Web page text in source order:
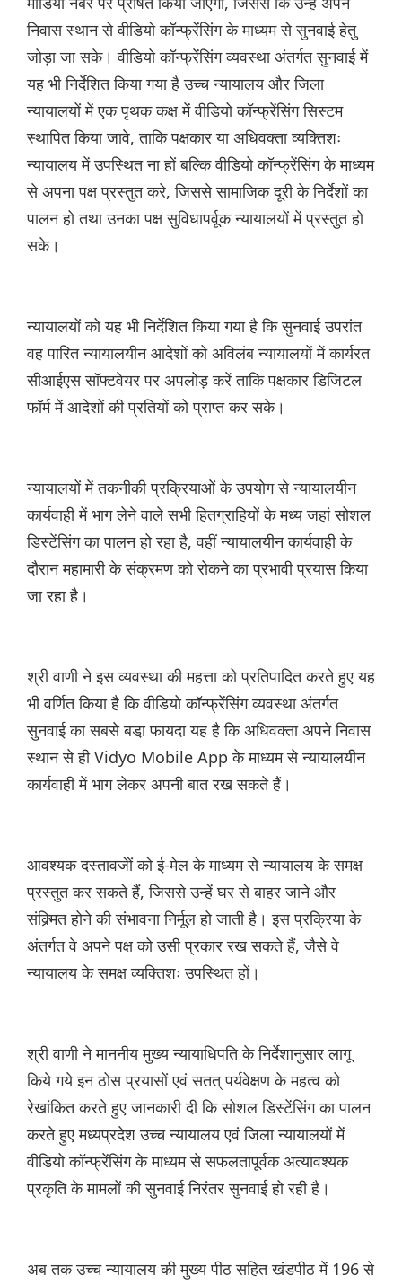
निवास स्थान से वीडियो कॉन्फ्रेंसिंग के माध्यम से सुनवाई हेतु
जोड़ा जा सके। वीडियो कॉन्फ्रेंसिंग व्यवस्था अंतर्गत सुनवाई में
यह भी निर्देशित किया गया है उच्च न्यायालय और जिला
न्यायालयों में एक पृथक कक्ष में वीडियो कॉन्फ्रेंसिंग सिस्टम
स्थापित किया जावे, ताकि पक्षकार या अधिवक्ता व्यक्तिशः
न्यायालय में उपस्थित ना हों बल्कि वीडियो कॉन्फ्रेंसिंग के माध्यम
से अपना पक्ष प्रस्तुत करे, जिससे सामाजिक दूरी के निर्देशों का
पालन हो तथा उनका पक्ष सुविधापर्वूक न्यायालयों में प्रस्तुत हो
सके।
न्यायालयों को यह भी निर्देशित किया गया है कि सुनवाई उपरांत
वह पारित न्यायालयीन आदेशों को अविलंब न्यायालयों में कार्यरत
सीआईएस सॉफ्टवेयर पर अपलोड़ करें ताकि पक्षकार डिजिटल
फॉर्म में आदेशों की प्रतियों को प्राप्त कर सके।
न्यायालयों में तकनीकी प्रक्रियाओं के उपयोग से न्यायालयीन
कार्यवाही में भाग लेने वाले सभी हितग्राहियों के मध्य जहां सोशल
डिस्टेंसिंग का पालन हो रहा है, वहीं न्यायालयीन कार्यवाही के
दौरान महामारी के संंक्रमण को रोकने का प्रभावी प्रयास किया
जा रहा है।
श्री वाणी ने इस व्यवस्था की महत्ता को प्रतिपादित करते हुए यह
भी वर्णित किया है कि वीडियो कॉन्फ्रेंसिंग व्यवस्था अंतर्गत
सुनवाई का सबसे बडा़ फायदा यह है कि अधिवक्ता अपने निवास
स्थान से ही Vidyo Mobile App के माध्यम से न्यायालयीन
कार्यवाही में भाग लेकर अपनी बात रख सकते हैं।
आवश्यक दस्तावजेों को ई-मेल के माध्यम से न्यायालय के समक्ष
प्रस्तुत कर सकते हैं, जिससे उन्हें घर से बाहर जाने और
संक्र्मित होने की संभावना निर्मूल हो जाती है। इस प्रक्रिया के
अंतर्गत वे अपने पक्ष को उसी प्रकार रख सकते हैं, जैसे वे
न्यायालय के समक्ष व्यक्तिशः उपस्थित हों।
श्री वाणी ने माननीय मुख्य न्यायाधिपति के निर्देशानुसार लागू
किये गये इन ठोस प्रयासों एवं सतत् पर्यवेक्षण के महत्व को
रेखांकित करते हुए जानकारी दी कि सोशल डिस्टेंसिंग का पालन
करते हुए मध्यप्रदेश उच्च न्यायालय एवं जिला न्यायालयों में
वीडियो कॉन्फ्रेंसिंग के माध्यम से सफलतापूर्वक अत्यावश्यक
प्रकृति के मामलों की सुनवाई निरंतर सुनवाई हो रही है।
अब तक उच्च न्यायालय की मुख्य पीठ सहित खंडपीठ में 196 से